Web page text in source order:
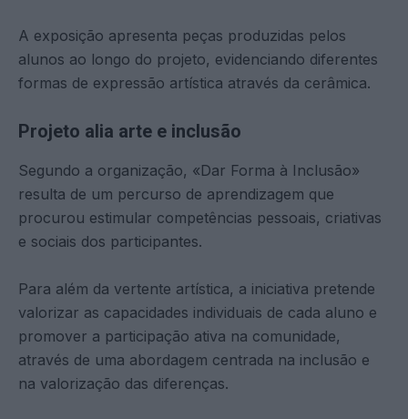
A exposição apresenta peças produzidas pelos
alunos ao longo do projeto, evidenciando diferentes
formas de expressão artística através da cerâmica.
Projeto alia arte e inclusão
Segundo a organização, «Dar Forma à Inclusão»
resulta de um percurso de aprendizagem que
procurou estimular competências pessoais, criativas
e sociais dos participantes.
Para além da vertente artística, a iniciativa pretende
valorizar as capacidades individuais de cada aluno e
promover a participação ativa na comunidade,
através de uma abordagem centrada na inclusão e
na valorização das diferenças.